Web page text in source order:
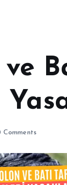
Comments